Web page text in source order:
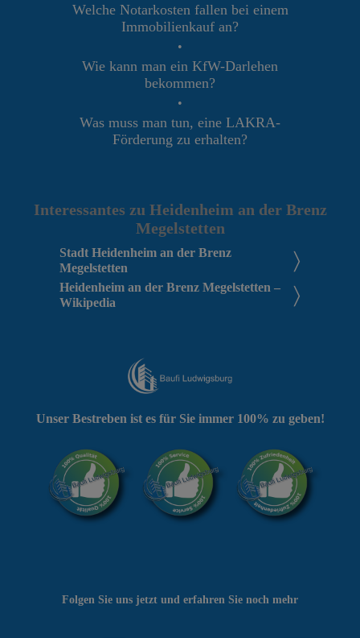
Welche Notarkosten fallen bei einem
Immobilienkauf an?
•
Wie kann man ein KfW-Darlehen
bekommen?
•
Was muss man tun, eine LAKRA-
Förderung zu erhalten?
Interessantes zu Heidenheim an der Brenz
Megelstetten
Stadt Heidenheim an der Brenz
Megelstetten
Heidenheim an der Brenz Megelstetten –
Wikipedia
Folgen Sie uns jetzt und erfahren Sie noch mehr
Unser Bestreben ist es für Sie immer 100% zu geben!